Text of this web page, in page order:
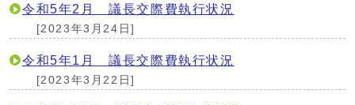
令和5年2月 議長交際費執行状況
[2023年3月24日]
令和5年1月 議長交際費執行状況
[2023年3月22日]